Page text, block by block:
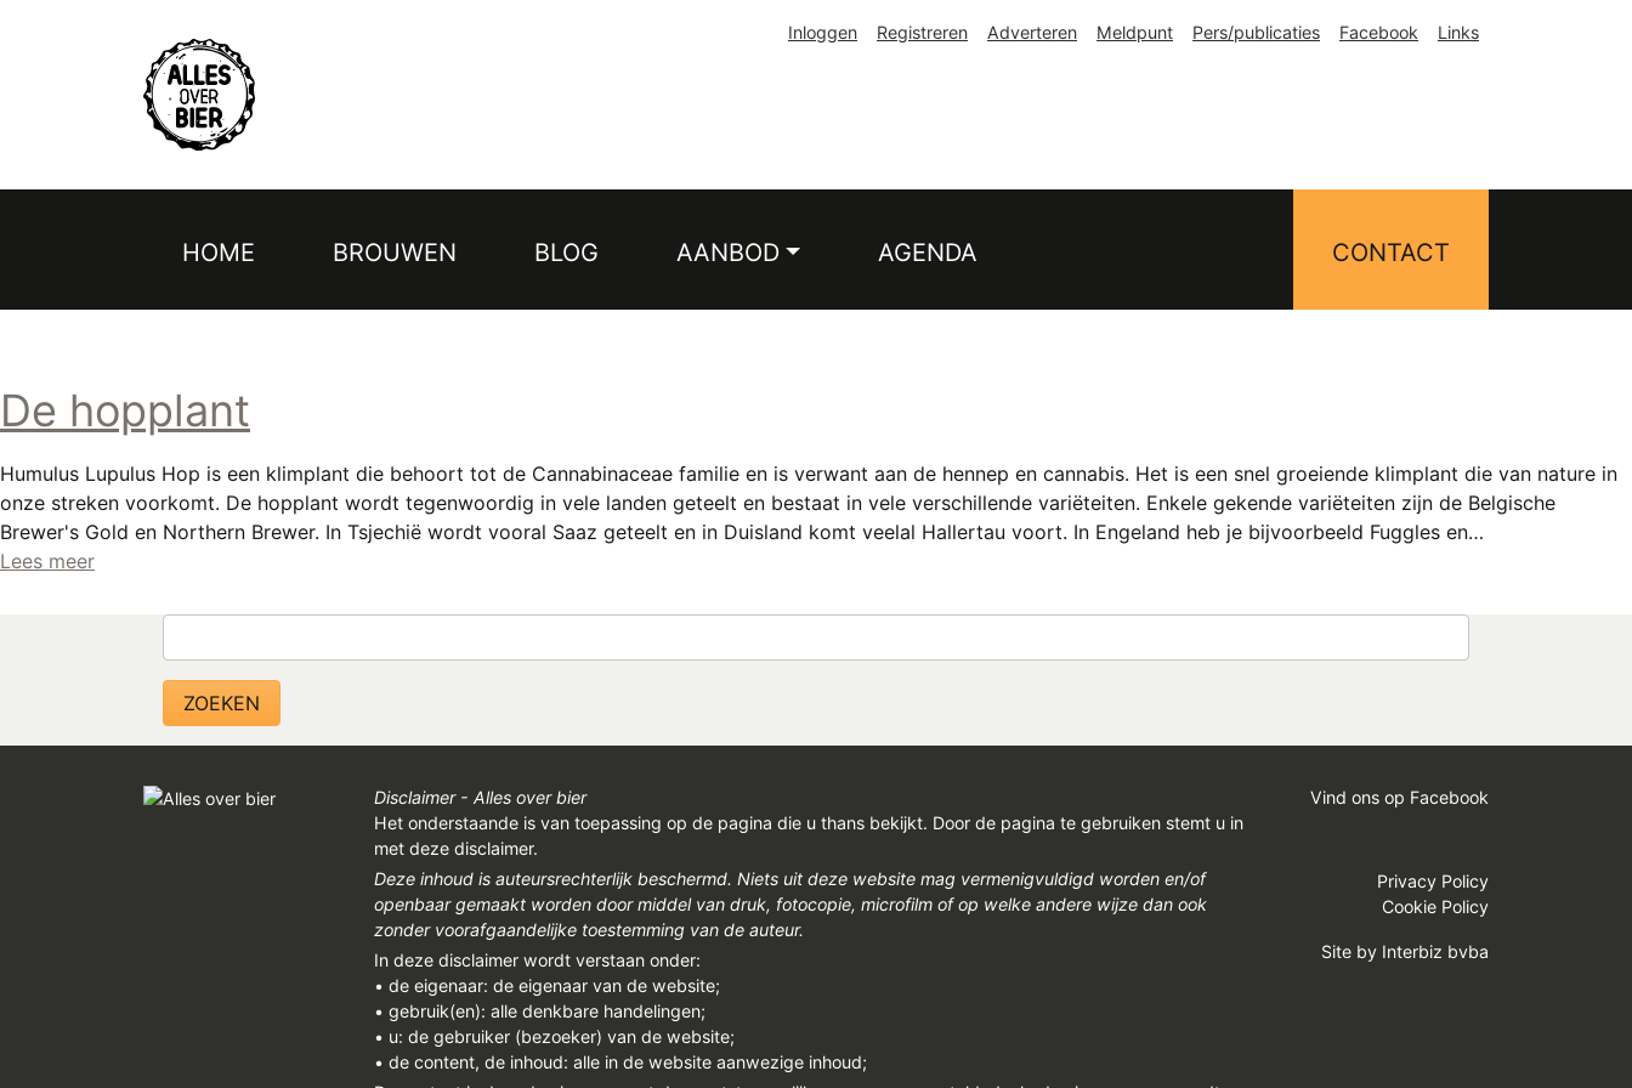
Inloggen Registreren Adverteren Meldpunt Pers/publicaties Facebook Links
Hoofdnavigatie
HOME BROUWEN BLOG AANBOD AGENDA CONTACT
De hopplant
Humulus Lupulus Hop is een klimplant die behoort tot de Cannabinaceae familie en is verwant aan de hennep en cannabis. Het is een snel groeiende klimplant die van nature in
onze streken voorkomt. De hopplant wordt tegenwoordig in vele landen geteelt en bestaat in vele verschillende variëteiten. Enkele gekende variëteiten zijn de Belgische
Brewer's Gold en Northern Brewer. In Tsjechië wordt vooral Saaz geteelt en in Duisland komt veelal Hallertau voort. In Engeland heb je bijvoorbeeld Fuggles en…
Lees meer
Disclaimer - Alles over bier
Het onderstaande is van toepassing op de pagina die u thans bekijkt. Door de pagina te gebruiken stemt u in
met deze disclaimer.
Deze inhoud is auteursrechterlijk beschermd. Niets uit deze website mag vermenigvuldigd worden en/of
openbaar gemaakt worden door middel van druk, fotocopie, microfilm of op welke andere wijze dan ook
zonder voorafgaandelijke toestemming van de auteur.
In deze disclaimer wordt verstaan onder:
• de eigenaar: de eigenaar van de website;
• gebruik(en): alle denkbare handelingen;
• u: de gebruiker (bezoeker) van de website;
• de content, de inhoud: alle in de website aanwezige inhoud;
Vind ons op Facebook
Privacy Policy
Cookie Policy
Site by Interbiz bvba